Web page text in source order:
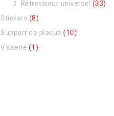
Rétroviseur universel (33)
Stickers (8)
Support de plaque (10)
Visserie (1)